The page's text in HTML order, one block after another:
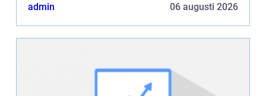
admin
06 augusti 2026